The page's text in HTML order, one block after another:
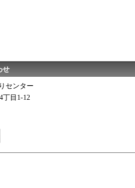
せ
センター
丁目1-12